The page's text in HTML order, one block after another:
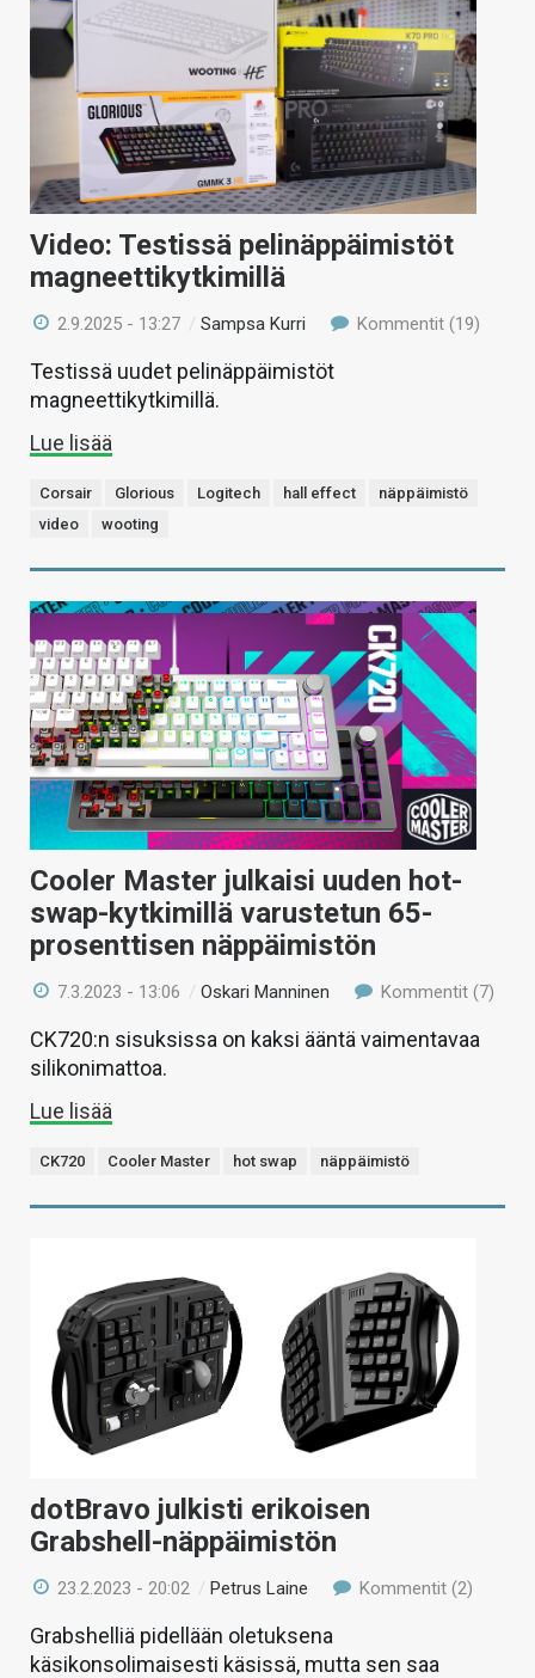
Video: Testissä pelinäppäimistöt
magneettikytkimillä
2.9.2025 - 13:27 /Sampsa Kurri Kommentit (19)
Testissä uudet pelinäppäimistöt
magneettikytkimillä.
Lue lisää
Corsair Glorious Logitech hall effect
näppäimistö
video
wooting
Cooler Master julkaisi uuden hot-
swap-kytkimillä varustetun 65-
prosenttisen näppäimistön
7.3.2023 - 13:06 /Oskari Manninen Kommentit (7)
CK720:n sisuksissa on kaksi ääntä vaimentavaa
silikonimattoa.
Lue lisää
CK720 Cooler Master hot swap näppäimistö
dotBravo julkisti erikoisen
Grabshell-näppäimistön
23.2.2023 - 20:02 /Petrus Laine Kommentit (2)
Grabshelliä pidellään oletuksena
käsikonsolimaisesti käsissä, mutta sen saa